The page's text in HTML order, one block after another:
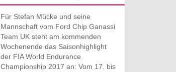
Für Stefan Mücke und seine
Mannschaft vom Ford Chip Ganassi
Team UK steht am kommenden
Wochenende das Saisonhighlight
der FIA World Endurance
Championship 2017 an: Vom 17. bis